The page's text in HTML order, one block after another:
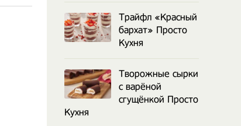
Трайфл «Красный
бархат» Просто
Кухня
Творожные сырки
с варёной
сгущёнкой Просто
Кухня